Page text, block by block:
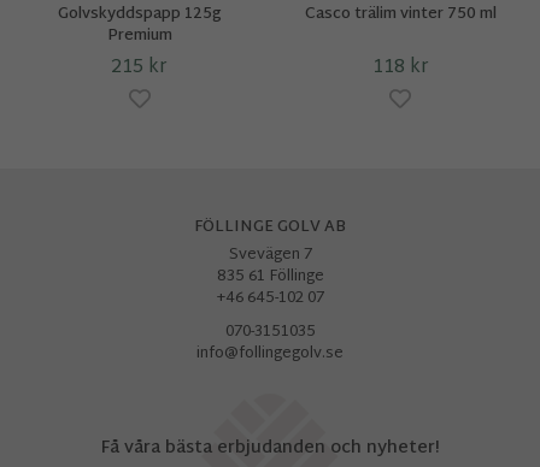
Golvskyddspapp 125g
Premium
215 kr
Casco trälim vinter 750 ml
118 kr
FÖLLINGE GOLV AB
Svevägen 7
835 61 Föllinge
+46 645-102 07
070-3151035
info@follingegolv.se
Få våra bästa erbjudanden och nyheter!